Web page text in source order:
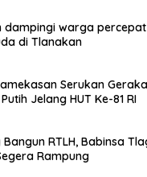
dampingi warga
di Tlanakan
Serukan
Jelang HUT Ke-81 RI
RTLH, Babinsa
Rampung